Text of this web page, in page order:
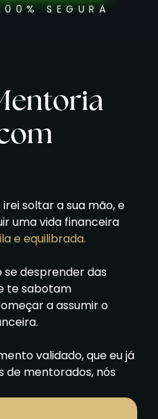
SEGURA
soltar a sua mão, e
uma vida financeira
e equilibrada.
desprender das
te sabotam
a assumir o
validado, que eu já
mentorados, nós